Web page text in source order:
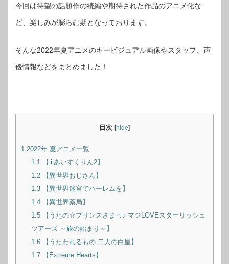
今回は待望の話題作の続編や期待された作品のアニメ化な
ど、楽しみが膨らむ期となっております。
そんな2022年夏アニメのキービジュアル画像やスタッフ、声
優情報などをまとめました！
目次 [hide]
1 2022年 夏アニメ一覧
1.1【iiiあいすくりん2】
1.2【異世界おじさん】
1.3【異世界迷宮でハーレムを】
1.4【異世界薬局】
1.5【うたの☆プリンスさまっ♪ マジLOVEスターリッシュ
ツアーズ ～旅の始まり～】
1.6【うたわれるもの 二人の白皇】
1.7【Extreme Hearts】